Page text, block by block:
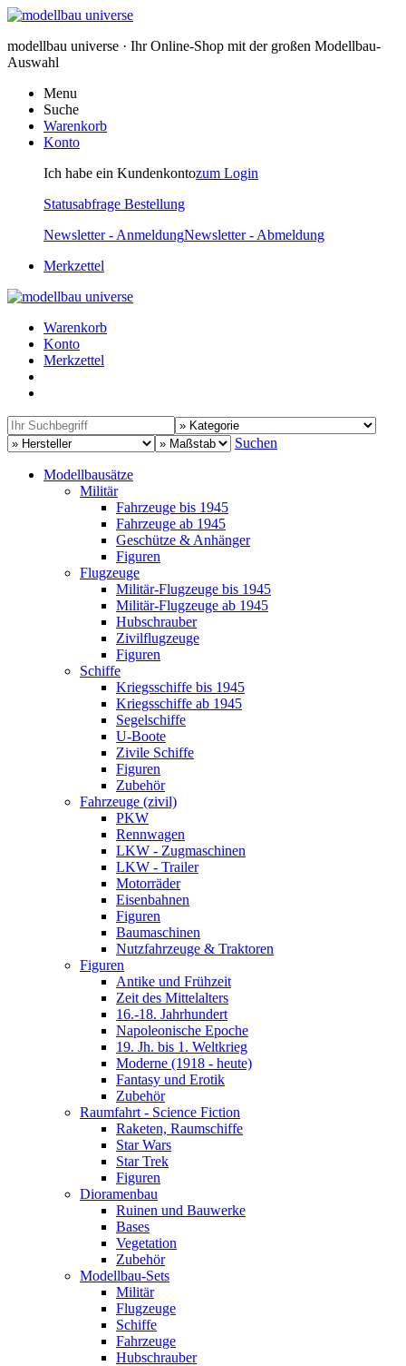
modellbau universe · Ihr Online-Shop mit der großen Modellbau-
Auswahl
Menu
Suche
Warenkorb
Konto
Ich habe ein Kundenkontozum Login
Statusabfrage Bestellung
Newsletter - AnmeldungNewsletter - Abmeldung
Merkzettel
Warenkorb
Konto
Merkzettel
Suchen
Modellbausätze
Militär
Fahrzeuge bis 1945
Fahrzeuge ab 1945
Geschütze & Anhänger
Figuren
Flugzeuge
Militär-Flugzeuge bis 1945
Militär-Flugzeuge ab 1945
Hubschrauber
Zivilflugzeuge
Figuren
Schiffe
Kriegsschiffe bis 1945
Kriegsschiffe ab 1945
Segelschiffe
U-Boote
Zivile Schiffe
Figuren
Zubehör
Fahrzeuge (zivil)
PKW
Rennwagen
LKW - Zugmaschinen
LKW - Trailer
Motorräder
Eisenbahnen
Figuren
Baumaschinen
Nutzfahrzeuge & Traktoren
Figuren
Antike und Frühzeit
Zeit des Mittelalters
16.-18. Jahrhundert
Napoleonische Epoche
19. Jh. bis 1. Weltkrieg
Moderne (1918 - heute)
Fantasy und Erotik
Zubehör
Raumfahrt - Science Fiction
Raketen, Raumschiffe
Star Wars
Star Trek
Figuren
Dioramenbau
Ruinen und Bauwerke
Bases
Vegetation
Zubehör
Modellbau-Sets
Militär
Flugzeuge
Schiffe
Fahrzeuge
Hubschrauber